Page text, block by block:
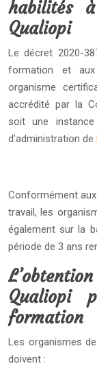
habilités
Qualiopi
Le décret 2020-
formation et
organisme
accrédité par la
soit une
d’administration de
Conformément aux
travail, les
également sur la
période de 3 ans
Qualiopi
formation
Les organismes
doivent :